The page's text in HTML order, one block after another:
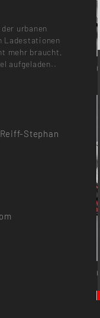
urbanen
Ladestationen
mehr braucht,
aufgeladen..
Stephan